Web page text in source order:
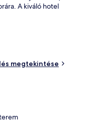
A kiváló hotel
megtekintése